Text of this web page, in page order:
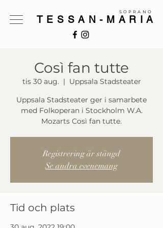
SOPRANO
TESSAN-MARIA
Così fan tutte
tis 30 aug.
  |
Uppsala Stadsteater
Uppsala Stadsteater ger i samarbete
med Folkoperan i Stockholm W.A.
Mozarts Così fan tutte.
Registrering är stängd
Se andra evenemang
Tid och plats